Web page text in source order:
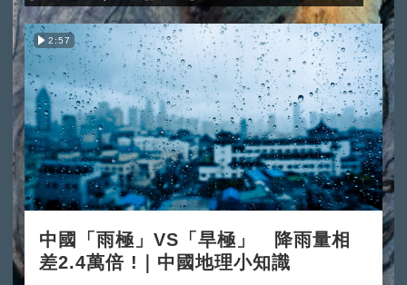
2:57
中國「雨極」VS「旱極」 降雨量相
差2.4萬倍 !｜中國地理小知識